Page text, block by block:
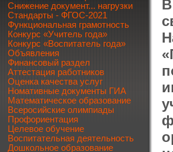
Снижение документ... нагрузки
Стандарты - ФГОС-2021
Функциональная грамотность
Конкурс «Учитель года»
Конкурс «Воспитатель года»
Объявления
Финансовый раздел
Аттестация работников
Оценка качества услуг
Номативные документы ГИА
Математическое образование
Всеросийские олимпиады
Профориентация
Целевое обучение
Воспитательная деятельность
Дошкольное образование